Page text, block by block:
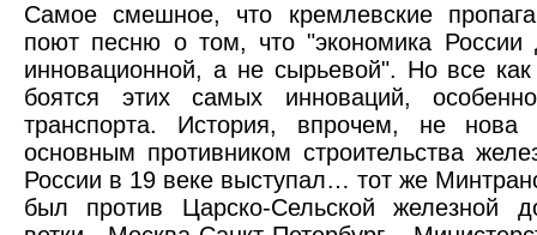
Самое смешное, что кремлевские
поют песню о том, что "экономика России
инновационной, а не сырьевой". Но все
боятся этих самых инноваций,
транспорта. История, впрочем, не
основным противником строительства
России в 19 веке выступал… тот же
был против Царско-Сельской железной